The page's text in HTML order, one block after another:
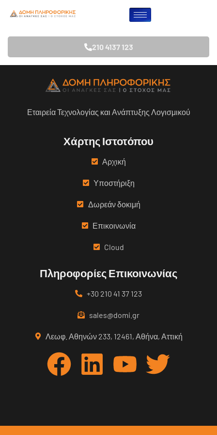
210 4137 123
Λήφθηκε 2202
Εταιρεία Τεχνολογίας και Ανάπτυξης Λογισμικού
Χάρτης Ιστοτόπου
Αρχική
Υποστήριξη
Δωρεάν δοκιμή
Επικοινωνία
Cloud
Πληροφορίες Επικοινωνίας
+30 210 41 37 123
sales@domi.gr
Λεωφ. Αθηνών 233, 12461, Αθήνα, Αττική